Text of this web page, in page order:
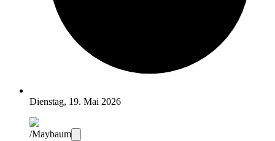
Dienstag, 19. Mai 2026
/Maybaum